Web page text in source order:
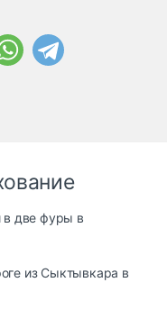
в две фуры в
из Сыктывкара в